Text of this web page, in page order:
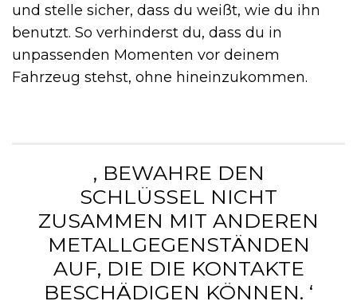
und stelle sicher, dass du weißt, wie du ihn
benutzt. So verhinderst du, dass du in
unpassenden Momenten vor deinem
Fahrzeug stehst, ohne hineinzukommen.
‚ BEWAHRE DEN
SCHLÜSSEL NICHT
ZUSAMMEN MIT ANDEREN
METALLGEGENSTÄNDEN
AUF, DIE DIE KONTAKTE
BESCHÄDIGEN KÖNNEN. ‘